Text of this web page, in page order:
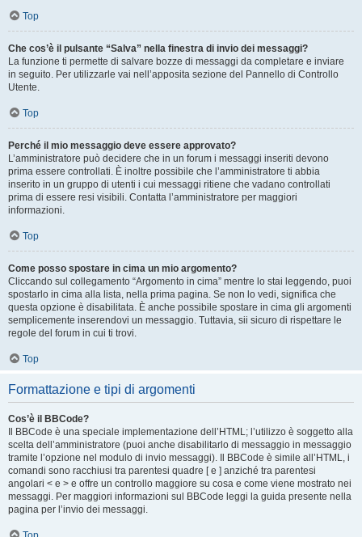
Top
Che cos’è il pulsante “Salva” nella finestra di invio dei messaggi?
La funzione ti permette di salvare bozze di messaggi da completare e inviare
in seguito. Per utilizzarle vai nell’apposita sezione del Pannello di Controllo
Utente.
Top
Perché il mio messaggio deve essere approvato?
L’amministratore può decidere che in un forum i messaggi inseriti devono
prima essere controllati. È inoltre possibile che l’amministratore ti abbia
inserito in un gruppo di utenti i cui messaggi ritiene che vadano controllati
prima di essere resi visibili. Contatta l’amministratore per maggiori
informazioni.
Top
Come posso spostare in cima un mio argomento?
Cliccando sul collegamento “Argomento in cima” mentre lo stai leggendo, puoi
spostarlo in cima alla lista, nella prima pagina. Se non lo vedi, significa che
questa opzione è disabilitata. È anche possibile spostare in cima gli argomenti
semplicemente inserendovi un messaggio. Tuttavia, sii sicuro di rispettare le
regole del forum in cui ti trovi.
Top
Formattazione e tipi di argomenti
Cos’è il BBCode?
Il BBCode è una speciale implementazione dell’HTML; l’utilizzo è soggetto alla
scelta dell’amministratore (puoi anche disabilitarlo di messaggio in messaggio
tramite l’opzione nel modulo di invio messaggi). Il BBCode è simile all’HTML, i
comandi sono racchiusi tra parentesi quadre [ e ] anziché tra parentesi
angolari < e > e offre un controllo maggiore su cosa e come viene mostrato nei
messaggi. Per maggiori informazioni sul BBCode leggi la guida presente nella
pagina per l’invio dei messaggi.